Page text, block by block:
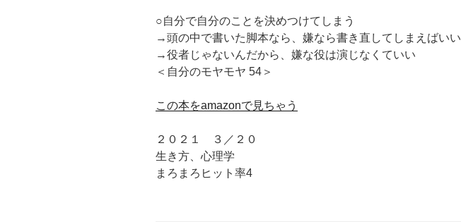
○自分で自分のことを決めつけてしまう
→頭の中で書いた脚本なら、嫌なら書き直してしまえばいい
→役者じゃないんだから、嫌な役は演じなくていい
＜自分のモヤモヤ 54＞
この本をamazonで見ちゃう
２０２１ ３／２０
生き方、心理学
まろまろヒット率4